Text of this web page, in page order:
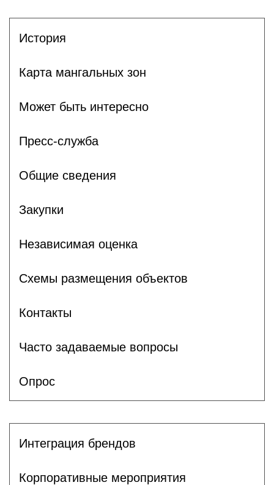
История
Карта мангальных зон
Может быть интересно
Пресс-служба
Общие сведения
Закупки
Независимая оценка
Схемы размещения объектов
Контакты
Часто задаваемые вопросы
Опрос
Интеграция брендов
Корпоративные мероприятия